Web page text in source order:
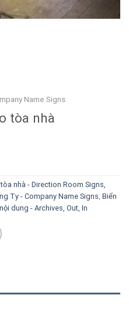
Name Signs
tòa nhà
nhà - Direction Room Signs,
Ty - Company Name Signs Biển
dung - Archives, Out, In